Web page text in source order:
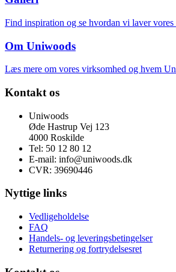
Find inspiration og se hvordan vi laver vores
Om Uniwoods
Læs mere om vores virksomhed og hvem
Kontakt os
Uniwoods
Øde Hastrup Vej 123
4000 Roskilde
Tel: 50 12 80 12
E-mail: info@uniwoods.dk
CVR: 39690446
Nyttige links
Vedligeholdelse
FAQ
Handels- og leveringsbetingelser
Returnering og fortrydelsesret